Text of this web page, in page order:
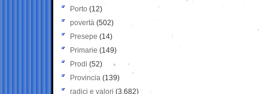
Porto (12)
povertà (502)
Presepe (14)
Primarie (149)
Prodi (52)
Provincia (139)
radici e valori (3.682)